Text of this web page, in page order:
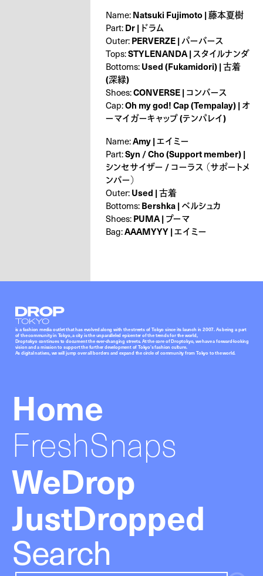
Name: Natsuki Fujimoto | 藤本夏樹
Part: Dr | ドラム
Outer: PERVERZE | パーバース
Tops:STYLENANDA | スタイルナンダ
Bottoms: Used (Fukamidori) | 古着
(深緑)
Shoes:CONVERSE | コンバース
Cap:Oh my god! Cap (Tempalay) | オ
ーマイガーキャップ (テンパレイ)
Name:Amy | エイミー
Part:Syn / Cho (Support member) |
シンセサイザー / コーラス （サポートメ
ンバー）
Outer: Used | 古着
Bottoms: Bershka | ベルシュカ
Shoes: PUMA | プーマ
Bag:AAAMYYY | エイミー
Droptokyo
is a fashion media outlet that has evolved along with the streets of Tokyo since its launch in 2007. As being a part
of the community in Tokyo, a city is the unparalleled epicenter of the trends for the world,
Droptokyo continues to document the ever-changing streets. At the core of Droptokyo, we have a forward-looking
vision and a mission to support the further development of Tokyo’s fashion culture.
As digital natives, we will jump over all borders and expand the circle of community from Tokyo to the world.
Home
FreshSnaps
WeDrop
JustDropped
Search